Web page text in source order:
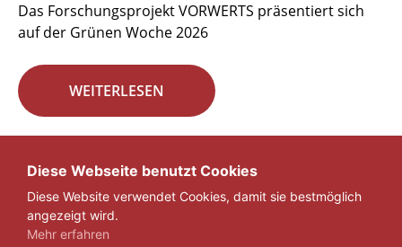
Das Forschungsprojekt VORWERTS präsentiert sich
auf der Grünen Woche 2026
WEITERLESEN
1 2 3 ... 29 »
Diese Webseite benutzt Cookies
Diese Website verwendet Cookies, damit sie bestmöglich
angezeigt wird.
Mehr erfahren